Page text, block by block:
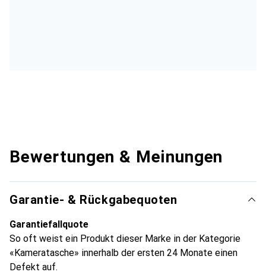
Bewertungen & Meinungen
Garantie- & Rückgabequoten
Garantiefallquote
So oft weist ein Produkt dieser Marke in der Kategorie
«Kameratasche» innerhalb der ersten 24 Monate einen
Defekt auf.